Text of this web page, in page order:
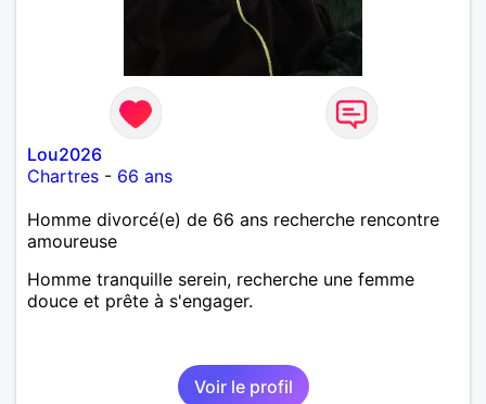
Lou2026
Chartres - 66 ans
Homme divorcé(e) de 66 ans recherche rencontre
amoureuse
Homme tranquille serein, recherche une femme
douce et prête à s'engager.
Voir le profil